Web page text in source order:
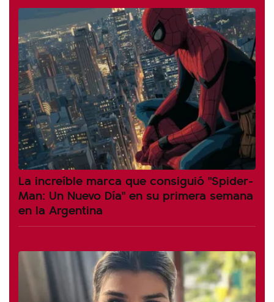
La increíble marca que consiguió "Spider-
Man: Un Nuevo Día" en su primera semana
en la Argentina